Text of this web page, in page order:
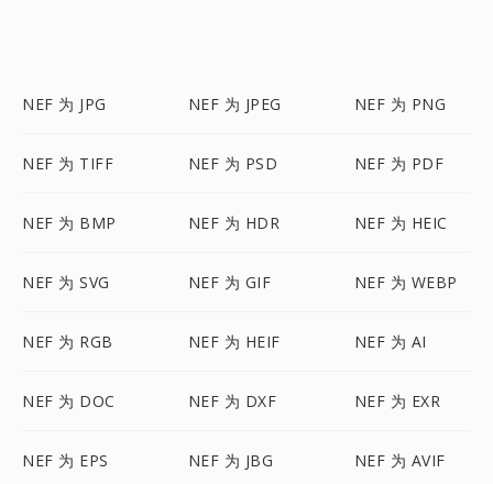
NEF 为 JPG NEF 为 JPEG NEF 为 PNG
NEF 为 TIFF NEF 为 PSD NEF 为 PDF
NEF 为 BMP NEF 为 HDR NEF 为 HEIC
NEF 为 SVG NEF 为 GIF NEF 为 WEBP
NEF 为 RGB NEF 为 HEIF NEF 为 AI
NEF 为 DOC NEF 为 DXF NEF 为 EXR
NEF 为 EPS NEF 为 JBG NEF 为 AVIF